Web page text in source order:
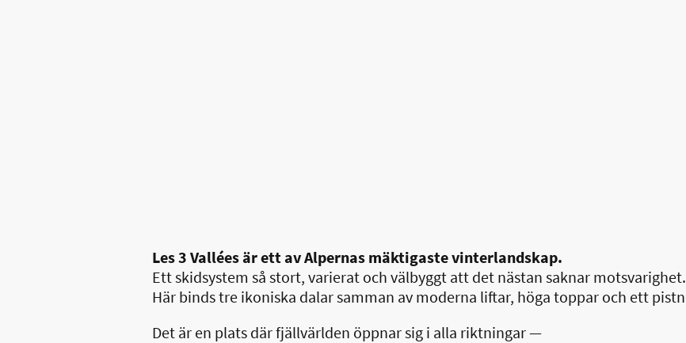
Les 3 Vallées är ett av Alpernas mäktigaste vinterlandskap.
Ett skidsystem så stort, varierat och välbyggt att det nästan saknar motsvarighet.
Här binds tre ikoniska dalar samman av moderna liftar, höga toppar och ett
Det är en plats där fjällvärlden öppnar sig i alla riktningar —